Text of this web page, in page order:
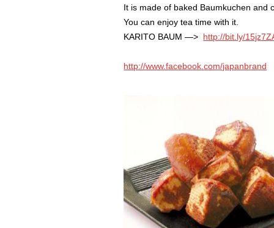
It is made of baked Baumkuchen and
You can enjoy tea time with it.
KARITO BAUM —> http://bit.ly/
http://www.facebook.com/japanbrand